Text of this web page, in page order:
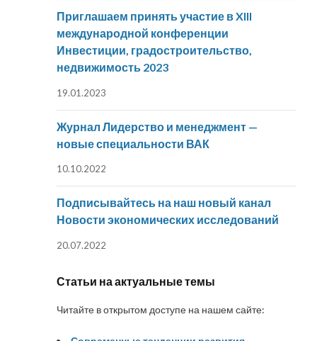
Приглашаем принять участие в XIII
международной конференции
Инвестиции, градостроительство,
недвижимость 2023
19.01.2023
Журнал Лидерство и менеджмент —
новые специальности ВАК
10.10.2022
Подписывайтесь на наш новый канал
Новости экономических исследований
20.07.2022
Статьи на актуальные темы
Читайте в открытом доступе на нашем сайте: